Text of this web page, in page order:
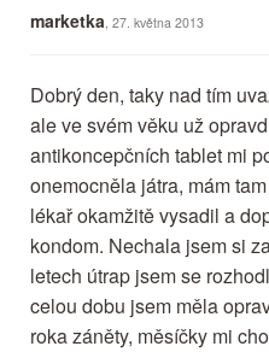
marketka , 27. května 2013
Dobrý den, taky nad tím
ale ve svém věku už
antikoncepčních tablet mi
onemocněla játra, mám
lékař okamžitě vysadil a
kondom. Nechala jsem si
letech útrap jsem se
celou dobu jsem měla
roka záněty, měsíčky mi